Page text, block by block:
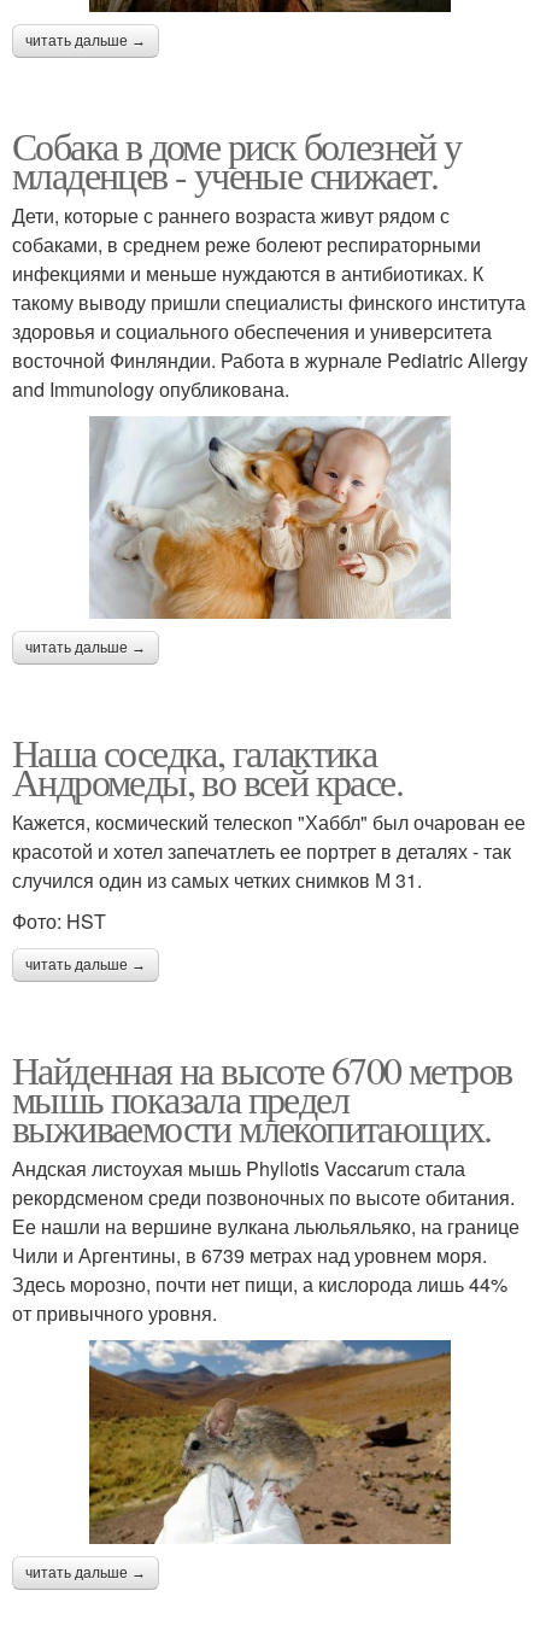
читать дальше →
Собака в доме риск болезней у
младенцев - ученые снижает.
Дети, которые с раннего возраста живут рядом с
собаками, в среднем реже болеют респираторными
инфекциями и меньше нуждаются в антибиотиках. К
такому выводу пришли специалисты финского института
здоровья и социального обеспечения и университета
восточной Финляндии. Работа в журнале Pediatric Allergy
and Immunology опубликована.
читать дальше →
Наша соседка, галактика
Андромеды, во всей красе.
Кажется, космический телескоп "Хаббл" был очарован ее
красотой и хотел запечатлеть ее портрет в деталях - так
случился один из самых четких снимков М 31.
Фото: HST
читать дальше →
Найденная на высоте 6700 метров
мышь показала предел
выживаемости млекопитающих.
Андская листоухая мышь Phyllotis Vaccarum стала
рекордсменом среди позвоночных по высоте обитания.
Ее нашли на вершине вулкана льюльяльяко, на границе
Чили и Аргентины, в 6739 метрах над уровнем моря.
Здесь морозно, почти нет пищи, а кислорода лишь 44%
от привычного уровня.
читать дальше →